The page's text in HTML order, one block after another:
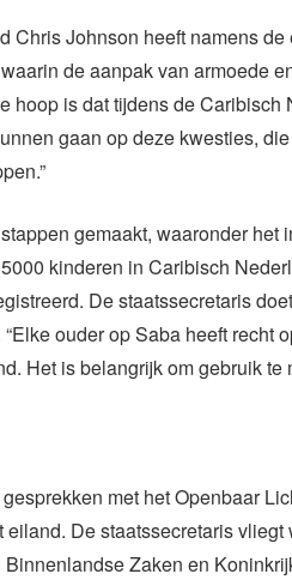
Chris Johnson heeft namens de
de aanpak van armoede
hoop is dat tijdens de Caribisch
gaan op deze kwesties,
gemaakt, waaronder het
kinderen in Caribisch
De staatssecretaris
ouder op Saba heeft recht
Het is belangrijk om gebruik te
met het Openbaar
De staatssecretaris vliegt
Zaken en